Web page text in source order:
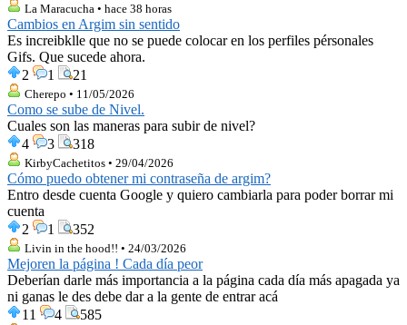
La Maracucha • hace 38 horas
Cambios en Argim sin sentido
Es increibklle que no se puede colocar en los perfiles pérsonales
Gifs. Que sucede ahora.
2
1 21
Cherepo • 11/05/2026
Como se sube de Nivel.
Cuales son las maneras para subir de nivel?
4
3 318
KirbyCachetitos • 29/04/2026
Cómo puedo obtener mi contraseña de argim?
Entro desde cuenta Google y quiero cambiarla para poder borrar mi
cuenta
2
1 352
Livin in the hood!! • 24/03/2026
Mejoren la página ! Cada día peor
Deberían darle más importancia a la página cada día más apagada ya
ni ganas le des debe dar a la gente de entrar acá
11
4 585